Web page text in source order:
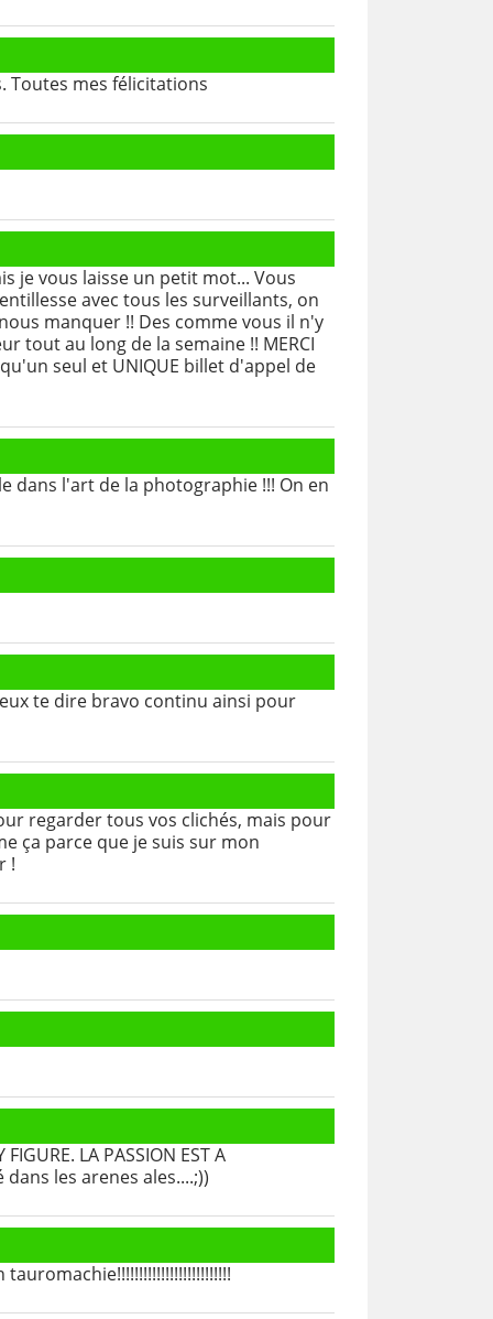
Toutes mes félicitations
je vous laisse un petit mot... Vous
avec tous les surveillants, on
manquer !! Des comme vous il n'y
tout au long de la semaine !! MERCI
seul et UNIQUE billet d'appel de
l'art de la photographie !!! On en
te dire bravo continu ainsi pour
regarder tous vos clichés, mais pour
ça parce que je suis sur mon
!
FIGURE. LA PASSION EST A
dans les arenes ales....;))